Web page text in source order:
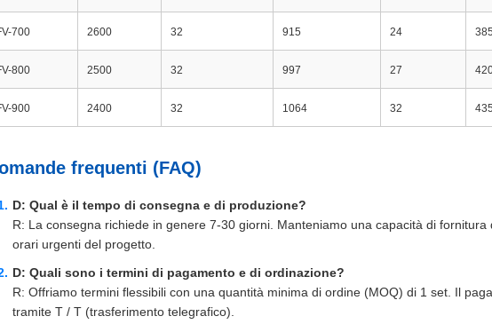
700 2600 32 915 24
800 2500 32 997 27
900 2400 32 1064 32
frequenti (FAQ)
D: Qual è il tempo di consegna e di produzione?
R: La consegna richiede in genere 7-30 giorni. Manteniamo una capacità di
orari urgenti del progetto.
D: Quali sono i termini di pagamento e di ordinazione?
R: Offriamo termini flessibili con una quantità minima di ordine (MOQ) di 1 set. Il
tramite T / T (trasferimento telegrafico).